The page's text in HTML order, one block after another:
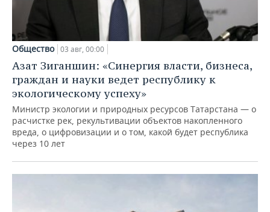
Общество 03 авг, 00:00
Азат Зиганшин: «Синергия власти, бизнеса,
граждан и науки ведет республику к
экологическому успеху»
Министр экологии и природных ресурсов Татарстана — о
расчистке рек, рекультивации объектов накопленного
вреда, о цифровизации и о том, какой будет республика
через 10 лет